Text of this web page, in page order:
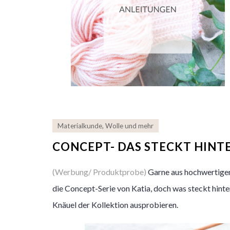
Materialkunde, Wolle und mehr
CONCEPT- DAS STECKT
(Werbung/ Produktprobe) Garne aus
die Concept-Serie von Katia, doch was steckt
Knäuel der Kollektion ausprobieren.